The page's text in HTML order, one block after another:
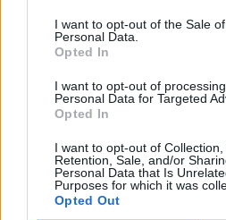
I want to opt-out of the Sale
Personal Data.
Opted In
I want to opt-out of
Personal Data for Targeted
Opted In
I want to opt-out of Collection,
Retention, Sale, and/or
Personal Data that Is
Purposes for which it was
Opted Out
regisztrációhoz kötött.
Az előfizetés a következőket
Portfolio.hu teljes
Kötéslisták: BÉT elmúlt 2
Előfizetés